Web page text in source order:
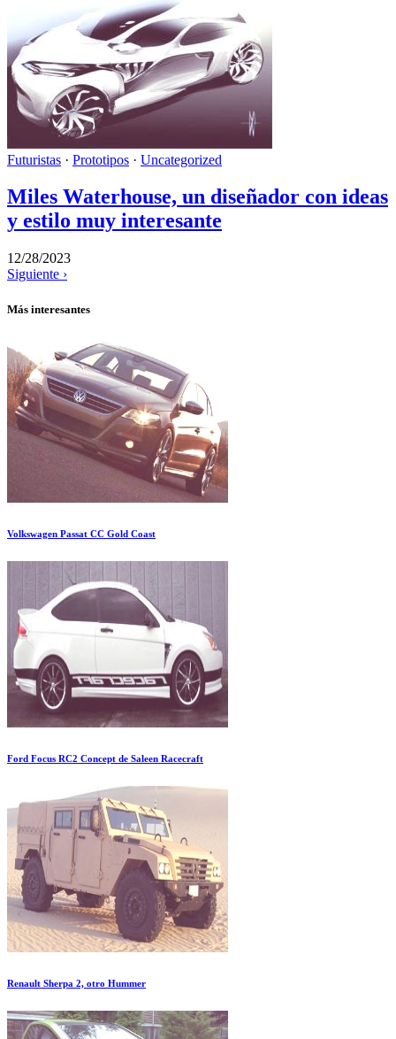
Futuristas · Prototipos · Uncategorized
Miles Waterhouse, un diseñador con ideas
y estilo muy interesante
12/28/2023
Siguiente ›
Más interesantes
Volkswagen Passat CC Gold Coast
Ford Focus RC2 Concept de Saleen Racecraft
Renault Sherpa 2, otro Hummer